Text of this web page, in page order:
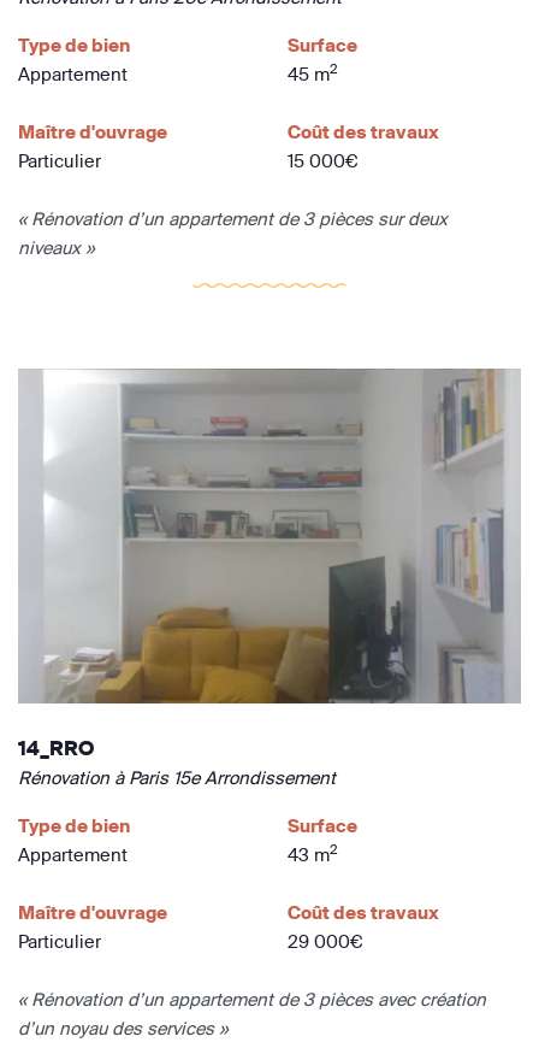
Type de bien
Appartement
Surface
45 m2
Maître d'ouvrage
Particulier
Coût des travaux
15 000€
« Rénovation d’un appartement de 3 pièces sur deux
niveaux »
14_RRO
Rénovation à Paris 15e Arrondissement
Type de bien
Appartement
Surface
43 m2
Maître d'ouvrage
Particulier
Coût des travaux
29 000€
« Rénovation d’un appartement de 3 pièces avec création
d’un noyau des services »